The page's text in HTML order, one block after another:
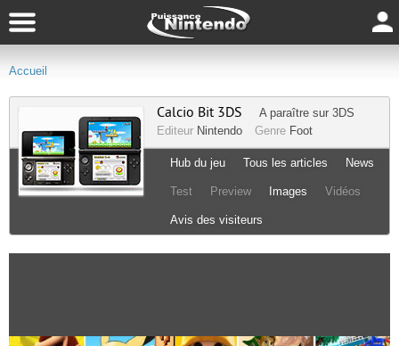
Accueil
Calcio Bit 3DS A paraître sur 3DS
Editeur Nintendo Genre Foot
Hub du jeu Tous les articles News
Test Preview Images Vidéos
Avis des visiteurs